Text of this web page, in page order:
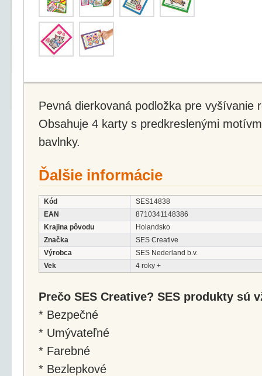
Pevná dierkovaná podložka pre vyšívanie
Obsahuje 4 karty s predkreslenými
bavlnky.
Ďalšie informácie
Kód
SES14838
EAN
8710341148386
Krajina pôvodu
Holandsko
Značka
SES Creative
Výrobca
SES Nederland b.v.
Vek
4 roky +
Prečo SES Creative? SES produkty sú
* Bezpečné
* Umývateľné
* Farebné
* Bezlepkové